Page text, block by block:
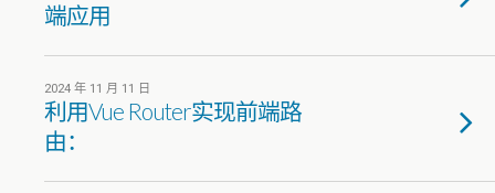
端应用
2024 年 11 月 11 日
利用Vue Router实现前端路
由：